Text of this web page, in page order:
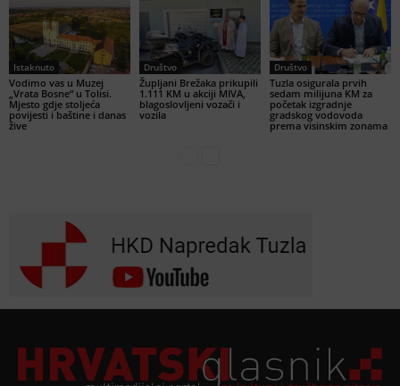
Istaknuto
Vodimo vas u Muzej
„Vrata Bosne“ u Tolisi.
Mjesto gdje stoljeća
povijesti i baštine i danas
žive
Društvo
Župljani Brežaka prikupili
1.111 KM u akciji MIVA,
blagoslovljeni vozači i
vozila
Društvo
Tuzla osigurala prvih
sedam milijuna KM za
početak izgradnje
gradskog vodovoda
prema visinskim zonama